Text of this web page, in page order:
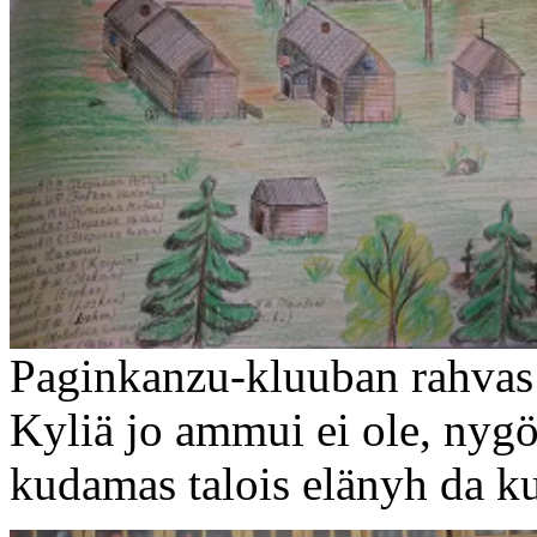
Paginkanzu-kluuban
Kyliä jo ammui ei ole,
kudamas talois elänyh da